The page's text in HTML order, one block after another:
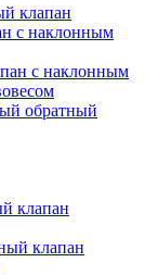
клапан
с наклонным
с наклонным
обратный
клапан
клапан